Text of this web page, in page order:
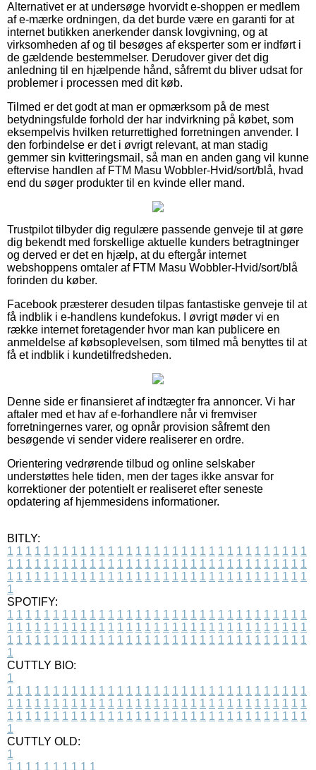
Alternativet er at undersøge hvorvidt e-shoppen er medlem
af e-mærke ordningen, da det burde være en garanti for at
internet butikken anerkender dansk lovgivning, og at
virksomheden af og til besøges af eksperter som er indført i
de gældende bestemmelser. Derudover giver det dig
anledning til en hjælpende hånd, såfremt du bliver udsat for
problemer i processen med dit køb.
Tilmed er det godt at man er opmærksom på de mest
betydningsfulde forhold der har indvirkning på købet, som
eksempelvis hvilken returrettighed forretningen anvender. I
den forbindelse er det i øvrigt relevant, at man stadig
gemmer sin kvitteringsmail, så man en anden gang vil kunne
eftervise handlen af FTM Masu Wobbler-Hvid/sort/blå, hvad
end du søger produkter til en kvinde eller mand.
Trustpilot tilbyder dig regulære passende genveje til at gøre
dig bekendt med forskellige aktuelle kunders betragtninger
og derved er det en hjælp, at du eftergår internet
webshoppens omtaler af FTM Masu Wobbler-Hvid/sort/blå
forinden du køber.
Facebook præsterer desuden tilpas fantastiske genveje til at
få indblik i e-handlens kundefokus. I øvrigt møder vi en
række internet foretagender hvor man kan publicere en
anmeldelse af købsoplevelsen, som tilmed må benyttes til at
få et indblik i kundetilfredsheden.
Denne side er finansieret af indtægter fra annoncer. Vi har
aftaler med et hav af e-forhandlere når vi fremviser
forretningernes varer, og opnår provision såfremt den
besøgende vi sender videre realiserer en ordre.
Orientering vedrørende tilbud og online selskaber
understøttes hele tiden, men der tages ikke ansvar for
korrektioner der potentielt er realiseret efter seneste
opdatering af hjemmesidens informationer.
BITLY:
1 1 1 1 1 1 1 1 1 1 1 1 1 1 1 1 1 1 1 1 1 1 1 1 1 1 1 1 1 1 1 1 1
1 1 1 1 1 1 1 1 1 1 1 1 1 1 1 1 1 1 1 1 1 1 1 1 1 1 1 1 1 1 1 1 1
1 1 1 1 1 1 1 1 1 1 1 1 1 1 1 1 1 1 1 1 1 1 1 1 1 1 1 1 1 1 1 1 1
1
SPOTIFY:
1 1 1 1 1 1 1 1 1 1 1 1 1 1 1 1 1 1 1 1 1 1 1 1 1 1 1 1 1 1 1 1 1
1 1 1 1 1 1 1 1 1 1 1 1 1 1 1 1 1 1 1 1 1 1 1 1 1 1 1 1 1 1 1 1 1
1 1 1 1 1 1 1 1 1 1 1 1 1 1 1 1 1 1 1 1 1 1 1 1 1 1 1 1 1 1 1 1 1
1
CUTTLY BIO:
1
1 1 1 1 1 1 1 1 1 1 1 1 1 1 1 1 1 1 1 1 1 1 1 1 1 1 1 1 1 1 1 1 1
1 1 1 1 1 1 1 1 1 1 1 1 1 1 1 1 1 1 1 1 1 1 1 1 1 1 1 1 1 1 1 1 1
1 1 1 1 1 1 1 1 1 1 1 1 1 1 1 1 1 1 1 1 1 1 1 1 1 1 1 1 1 1 1 1 1
1
CUTTLY OLD:
1
1 1 1 1 1 1 1 1 1 1